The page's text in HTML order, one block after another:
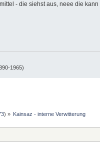
- die siehst aus, neee die
1965)
) » Kainsaz - interne Verwitterung